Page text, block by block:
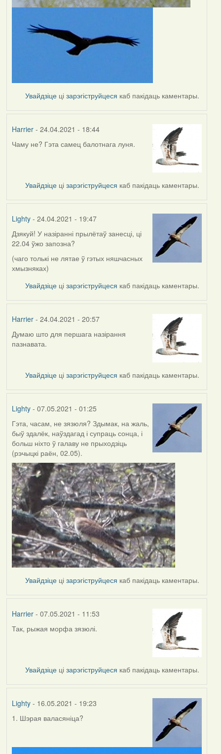
Увайдзіце цізарэгіструйцеся каб пакідаць каментары.
Harrier- 24.04.2021 - 18:44
Чаму не? Гэта самец балотнага луня.
Увайдзіце цізарэгіструйцеся каб пакідаць каментары.
Lighty- 24.04.2021 - 19:47
In
reply
to
by
Дзякуй! У назіранні прылётаў занесці, ці
22.04 ўжо запозна?
(чаго толькі не лятае ў гэтых няшчасных
хмызняках)
Увайдзіце цізарэгіструйцеся каб пакідаць каментары.
Harrier- 24.04.2021 - 20:57
In
reply
Lighty
Думаю што для першага назірання
пазнавата.
Увайдзіце цізарэгіструйцеся каб пакідаць каментары.
Lighty- 07.05.2021 - 01:25
Гэта, часам, не зязюля? Здымак, на жаль,
быў здалёк, наўздагад і супраць сонца, і
больш ніхто ў галаву не прыходзіць
(рэчыцкі раён, 02.05).
Увайдзіце цізарэгіструйцеся каб пакідаць каментары.
Harrier- 07.05.2021 - 11:53
In
Lighty
Так, рыжая морфа зязюлі.
Увайдзіце цізарэгіструйцеся каб пакідаць каментары.
Lighty- 16.05.2021 - 19:23
1. Шэрая валасяніца?